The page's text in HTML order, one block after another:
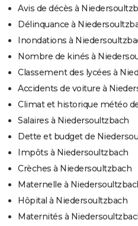
Avis de décès à
Délinquance à
Inondations à
Nombre de kinés à
Classement des lycées à
Accidents de voiture à
Climat et historique météo
Salaires à Niedersoultzbach
Dette et budget de
Impôts à Niedersoultzbach
Crèches à Niedersoultzbach
Maternelle à
Hôpital à Niedersoultzbach
Maternités à